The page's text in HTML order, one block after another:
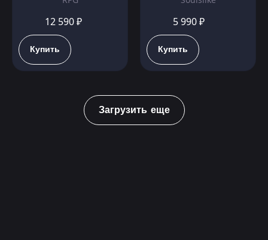
12 590 ₽
Купить
5 990 ₽
Купить
Загрузить еще